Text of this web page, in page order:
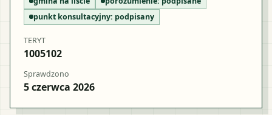
punkt konsultacyjny: podpisany
TERYT
1005102
Sprawdzono
5 czerwca 2026